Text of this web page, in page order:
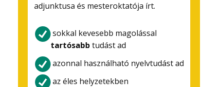
adjunktusa és mesteroktatója írt.
sokkal kevesebb magolással
tartósabb tudást ad
azonnal használható nyelvtudást ad
az éles helyzetekben